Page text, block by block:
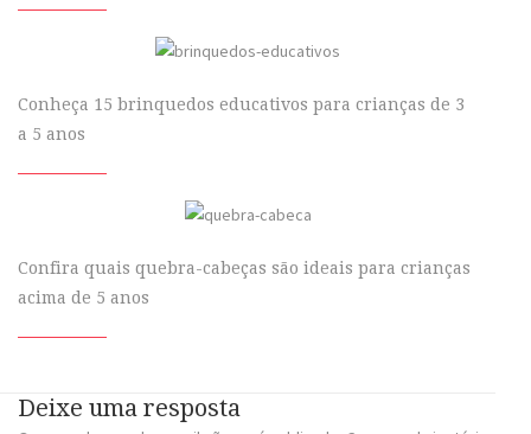
Conheça 15 brinquedos educativos para crianças de 3
a 5 anos
Confira quais quebra-cabeças são ideais para crianças
acima de 5 anos
Deixe uma resposta